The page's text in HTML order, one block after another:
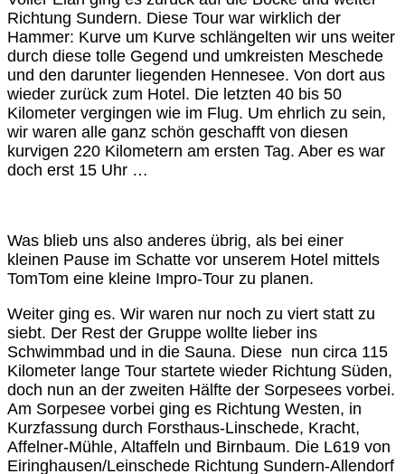
Richtung Sundern. Diese Tour war wirklich der
Hammer: Kurve um Kurve schlängelten wir uns weiter
durch diese tolle Gegend und umkreisten Meschede
und den darunter liegenden Hennesee. Von dort aus
wieder zurück zum Hotel. Die letzten 40 bis 50
Kilometer vergingen wie im Flug. Um ehrlich zu sein,
wir waren alle ganz schön geschafft von diesen
kurvigen 220 Kilometern am ersten Tag. Aber es war
doch erst 15 Uhr …
Was blieb uns also anderes übrig, als bei einer
kleinen Pause im Schatte vor unserem Hotel mittels
TomTom eine kleine Impro-Tour zu planen.
Weiter ging es. Wir waren nur noch zu viert statt zu
siebt. Der Rest der Gruppe wollte lieber ins
Schwimmbad und in die Sauna. Diese nun circa 115
Kilometer lange Tour startete wieder Richtung Süden,
doch nun an der zweiten Hälfte der Sorpesees vorbei.
Am Sorpesee vorbei ging es Richtung Westen, in
Kurzfassung durch Forsthaus-Linschede, Kracht,
Affelner-Mühle, Altaffeln und Birnbaum. Die L619 von
Eiringhausen/Leinschede Richtung Sundern-Allendorf